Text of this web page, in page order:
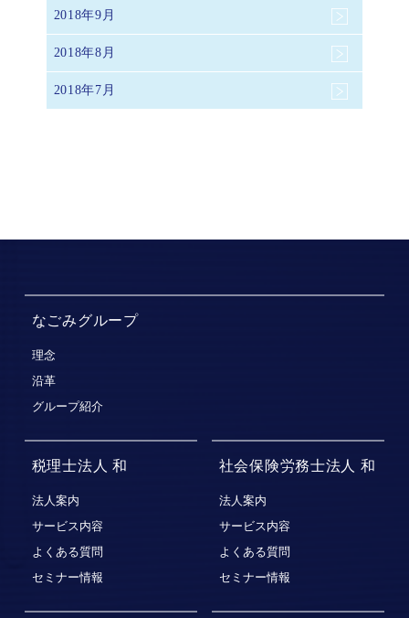
2018年9月
2018年8月
2018年7月
なごみグループ
理念
沿革
グループ紹介
税理士法人 和
法人案内
サービス内容
よくある質問
セミナー情報
社会保険労務士法人 和
法人案内
サービス内容
よくある質問
セミナー情報